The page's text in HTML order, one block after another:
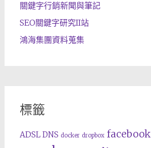
關鍵字行銷新聞與筆記
SEO關鍵字研究II站
鴻海集團資料蒐集
標籤
ADSL DNS docker dropbox facebook